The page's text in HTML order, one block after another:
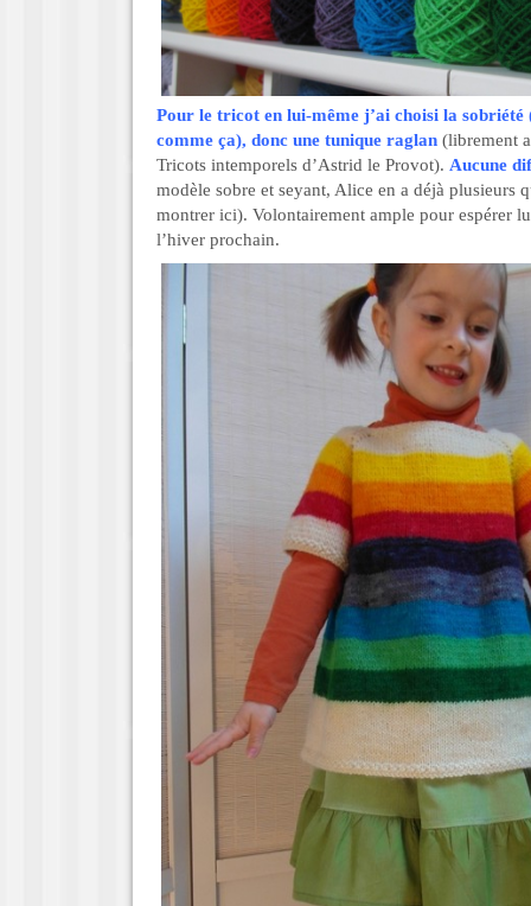
Pour le tricot en lui-même j’ai choisi la sobriété
comme ça), donc une tunique raglan (librement
Tricots intemporels d’Astrid le Provot). Aucune
modèle sobre et seyant, Alice en a déjà plusieurs
montrer ici). Volontairement ample pour espérer
l’hiver prochain.